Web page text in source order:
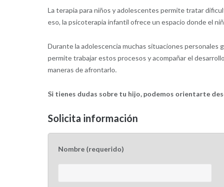
La terapia para niños y adolescentes permite tratar
eso, la psicoterapia infantil ofrece un espacio donde el
Durante la adolescencia muchas situaciones personales
permite trabajar estos procesos y acompañar el
maneras de afrontarlo.
Si tienes dudas sobre tu hijo, podemos orientarte
Solicita información
Nombre (requerido)